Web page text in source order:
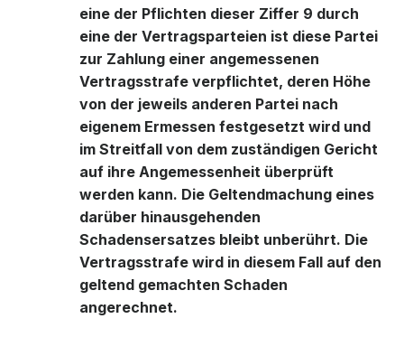
eine der Pflichten dieser Ziffer 9 durch
eine der Vertragsparteien ist diese Partei
zur Zahlung einer angemessenen
Vertragsstrafe verpflichtet, deren Höhe
von der jeweils anderen Partei nach
eigenem Ermessen festgesetzt wird und
im Streitfall von dem zuständigen Gericht
auf ihre Angemessenheit überprüft
werden kann. Die Geltendmachung eines
darüber hinausgehenden
Schadensersatzes bleibt unberührt. Die
Vertragsstrafe wird in diesem Fall auf den
geltend gemachten Schaden
angerechnet.